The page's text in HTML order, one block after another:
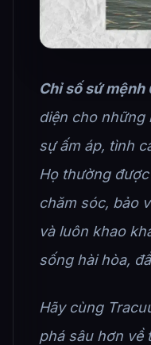
Chỉ số sứ mệnh
diện cho những
sự ấm áp, tình
Họ thường
chăm sóc, bảo
và luôn khao
sống hài hòa,
Hãy cùng
phá sâu hơn về